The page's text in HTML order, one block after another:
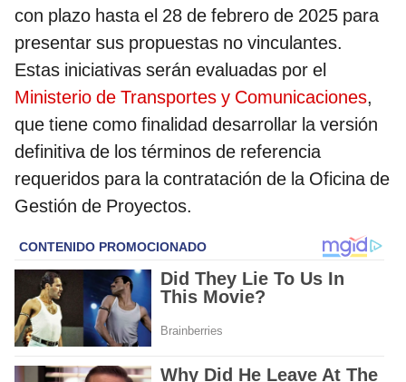
con plazo hasta el 28 de febrero de 2025 para
presentar sus propuestas no vinculantes.
Estas iniciativas serán evaluadas por el
Ministerio de Transportes y Comunicaciones,
que tiene como finalidad desarrollar la versión
definitiva de los términos de referencia
requeridos para la contratación de la Oficina de
Gestión de Proyectos.